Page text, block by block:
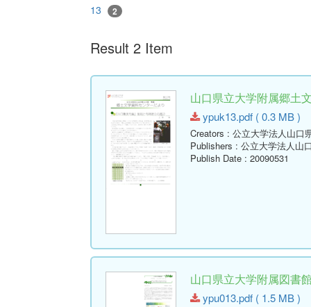
13 2
Result 2 Item
山口県立大学附属郷土
ypuk13.pdf ( 0.3 MB )
Creators : 公立大学法人山口
Publishers : 公立大学法人山
Publish Date : 20090531
山口県立大学附属図書
ypu013.pdf ( 1.5 MB )